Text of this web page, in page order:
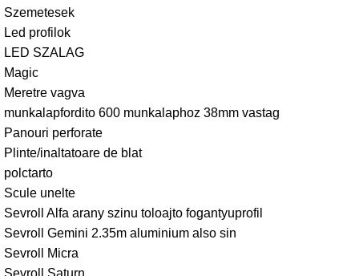
Szemetesek
Led profilok
LED SZALAG
Magic
Meretre vagva
munkalapfordito 600 munkalaphoz 38mm vastag
Panouri perforate
Plinte/inaltatoare de blat
polctarto
Scule unelte
Sevroll Alfa arany szinu toloajto fogantyuprofil
Sevroll Gemini 2.35m aluminium also sin
Sevroll Micra
Sevroll Saturn